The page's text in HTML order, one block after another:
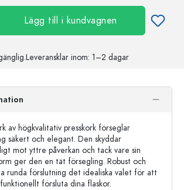
Lägg till i kundvagnen
Leveransklar inom: 1–2 dagar
av högkvalitativ presskork förseglar
säkert och elegant. Den skyddar
mot yttre påverkan och tack vare sin
ger den en tät försegling. Robust och
runda förslutning det idealiska valet för att
försluta dina flaskor.